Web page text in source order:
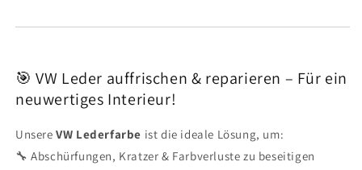
🎯 VW Leder auffrischen & reparieren – Für ein
neuwertiges Interieur!
UnsereVW Lederfarbe ist die ideale Lösung, um:
🔧 Abschürfungen, Kratzer & Farbverluste zu beseitigen